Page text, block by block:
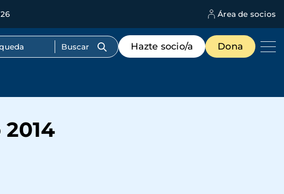
Área de socios
Menú
de
destacados
Hazte socio/a Dona